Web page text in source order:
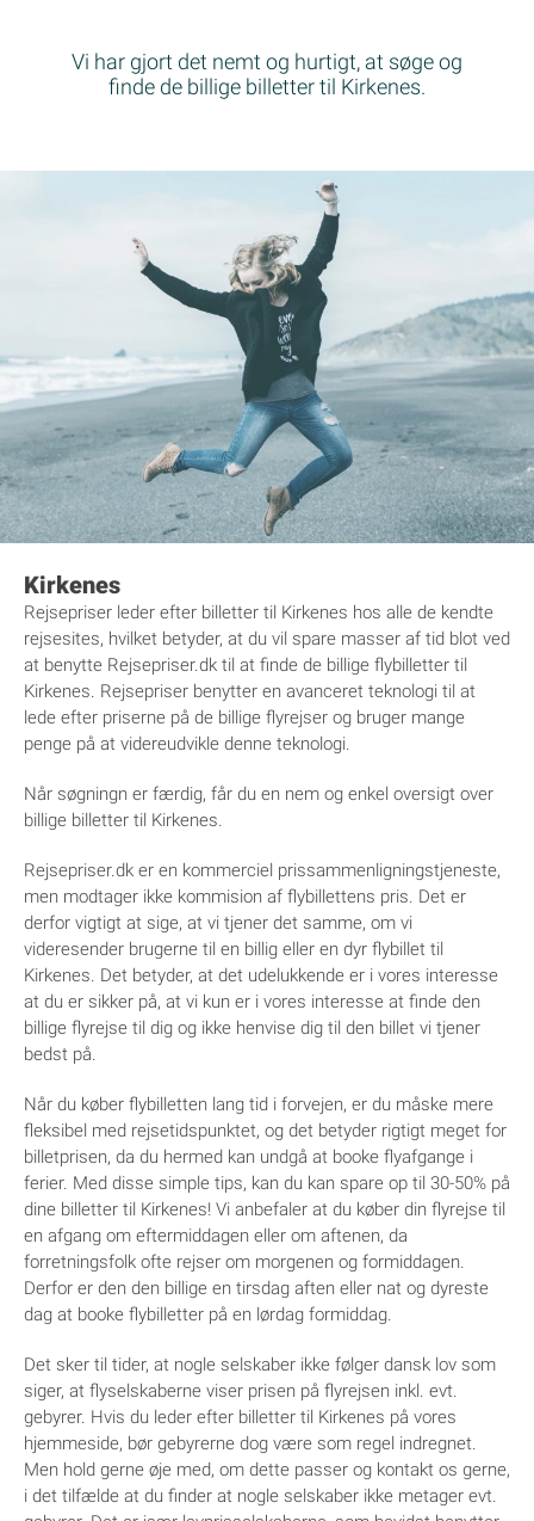
Vi har gjort det nemt og hurtigt, at søge og
finde de billige billetter til Kirkenes.
Kirkenes
Rejsepriser leder efter billetter til Kirkenes hos alle de kendte
rejsesites, hvilket betyder, at du vil spare masser af tid blot ved
at benytte Rejsepriser.dk til at finde de billige flybilletter til
Kirkenes. Rejsepriser benytter en avanceret teknologi til at
lede efter priserne på de billige flyrejser og bruger mange
penge på at videreudvikle denne teknologi.
Når søgningn er færdig, får du en nem og enkel oversigt over
billige billetter til Kirkenes.
Rejsepriser.dk er en kommerciel prissammenligningstjeneste,
men modtager ikke kommision af flybillettens pris. Det er
derfor vigtigt at sige, at vi tjener det samme, om vi
videresender brugerne til en billig eller en dyr flybillet til
Kirkenes. Det betyder, at det udelukkende er i vores interesse
at du er sikker på, at vi kun er i vores interesse at finde den
billige flyrejse til dig og ikke henvise dig til den billet vi tjener
bedst på.
Når du køber flybilletten lang tid i forvejen, er du måske mere
fleksibel med rejsetidspunktet, og det betyder rigtigt meget for
billetprisen, da du hermed kan undgå at booke flyafgange i
ferier. Med disse simple tips, kan du kan spare op til 30-50% på
dine billetter til Kirkenes! Vi anbefaler at du køber din flyrejse til
en afgang om eftermiddagen eller om aftenen, da
forretningsfolk ofte rejser om morgenen og formiddagen.
Derfor er den den billige en tirsdag aften eller nat og dyreste
dag at booke flybilletter på en lørdag formiddag.
Det sker til tider, at nogle selskaber ikke følger dansk lov som
siger, at flyselskaberne viser prisen på flyrejsen inkl. evt.
gebyrer. Hvis du leder efter billetter til Kirkenes på vores
hjemmeside, bør gebyrerne dog være som regel indregnet.
Men hold gerne øje med, om dette passer og kontakt os gerne,
i det tilfælde at du finder at nogle selskaber ikke metager evt.